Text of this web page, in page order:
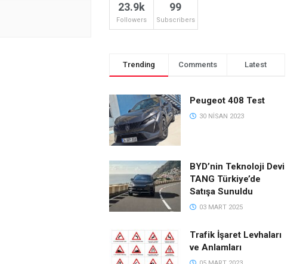
23.9k
Followers
99
Subscribers
Trending Comments Latest
Peugeot 408 Test
30 NISAN 2023
BYD’nin Teknoloji Devi
TANG Türkiye’de
Satışa Sunuldu
03 MART 2025
Trafik İşaret Levhaları
ve Anlamları